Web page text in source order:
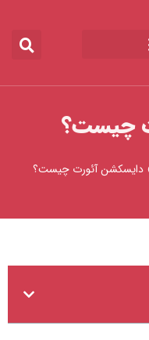
چیست؟
دایسکشن آئورت چیست؟